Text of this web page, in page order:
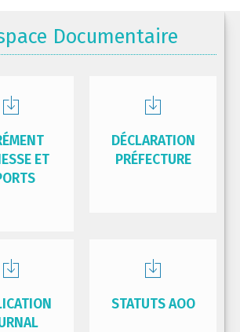
Documentaire
ET
DÉCLARATION
PRÉFECTURE
STATUTS AOO